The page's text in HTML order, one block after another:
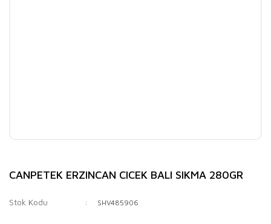
CANPETEK ERZINCAN CICEK BALI SIKMA 280GR
Stok Kodu SHV485906